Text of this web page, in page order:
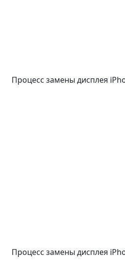
Процесс замены дисплея
Процесс замены дисплея